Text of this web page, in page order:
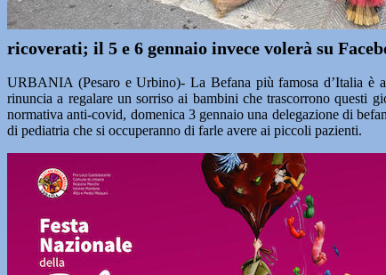
ricoverati; il 5 e 6 gennaio invece volerà su
URBANIA (Pesaro e Urbino)- La Befana più famosa d’Italia è
rinuncia a regalare un sorriso ai bambini che trascorrono questi
normativa anti-covid, domenica 3 gennaio una delegazione di
di pediatria che si occuperanno di farle avere ai piccoli pazienti.